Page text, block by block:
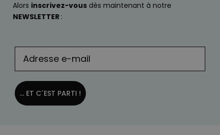
Alors inscrivez-vous dès maintenant à notre
NEWSLETTER :
... ET C´EST PARTI !